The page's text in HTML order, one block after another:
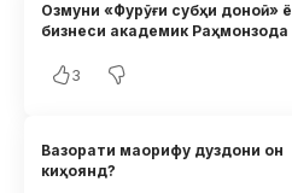
Озмуни «Фурӯғи субҳи доноӣ» ё
бизнеси академик Раҳмонзода
3
Вазорати маорифу дуздони он
киҳоянд?